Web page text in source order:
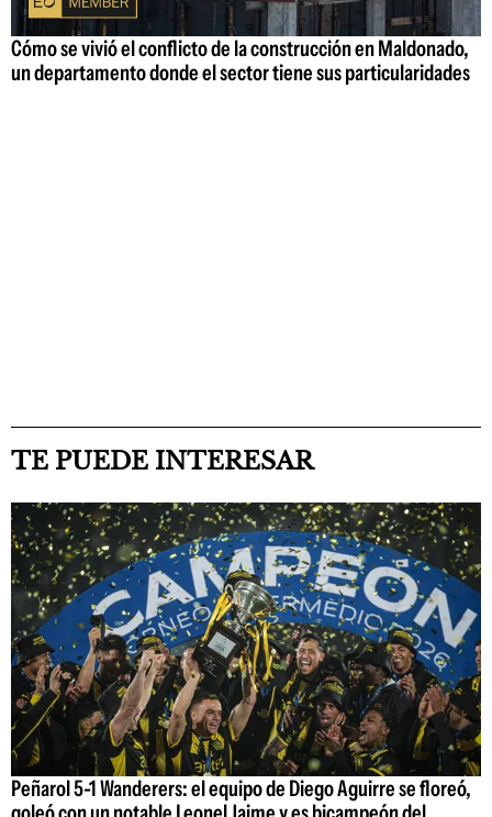
Cómo se vivió el conflicto de la construcción en Maldonado,
un departamento donde el sector tiene sus particularidades
TE PUEDE INTERESAR
Peñarol 5-1 Wanderers: el equipo de Diego Aguirre se floreó,